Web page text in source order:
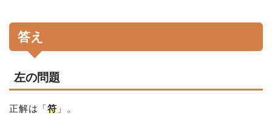
答え
左の問題
正解は「符」。